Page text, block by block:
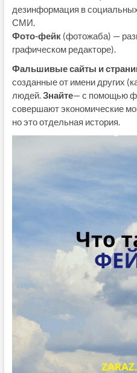
дезинформация в
СМИ.
Фото-фейк(фотожаба) —
графическом редакторе).
Фальшивые сайты и
созданные от имени других
людей. Знайте— с помощью
совершают экономические
но это отдельная история.